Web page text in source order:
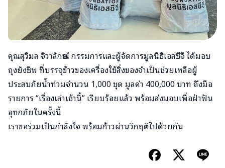
คุณสุวิมล​ จิวาลักษณ์​ กรรมการและผู้จัดการมูลนิธิเอสซีจี​ ได้มอบ​
ถุงยังชีพ​ ที่บรรจุข้าวของเครื่องใช้สิ่งของจำเป็นช่วยเหลือผู้
ประสบภัยน้ำท่วมจำนวน 1,000 ชุด​ มูลค่า 400,000 บาท ถึงมือ
รายการ​ “เรื่องเล่าเช้านี้”​ เรียบร้อยแล้ว พร้อมส่งมอบเพื่อฝ่าฟัน
อุทกภัยในครั้งนี้
เราขอร่วมเป็นกำลังใจ พร้อมก้าวผ่านวิกฤติไปด้วยกัน